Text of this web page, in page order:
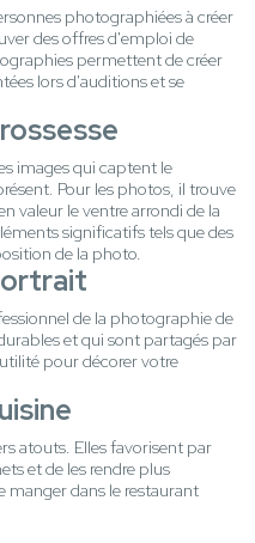
photographiées à créer
des offres d'emploi de
permettent de créer
lors d'auditions et se
images qui captent le
Pour les photos, il trouve
valeur le ventre arrondi de la
significatifs tels que des
de la photo.
de la photographie de
et qui sont partagés par
pour décorer votre
atouts. Elles favorisent par
et de les rendre plus
manger dans le restaurant